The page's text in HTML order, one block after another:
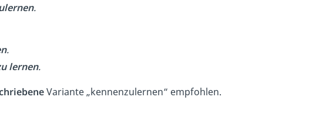
.
.
lernen.
Variante „kennenzulernen“ empfohlen.